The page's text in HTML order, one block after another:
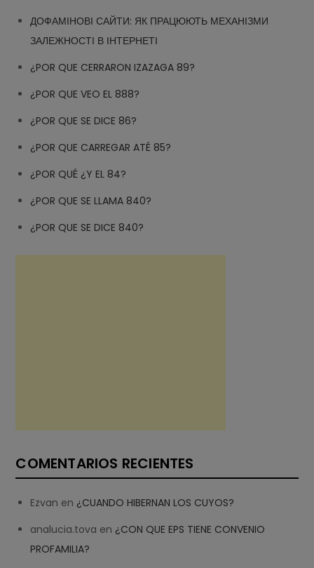
ДОФАМІНОВІ САЙТИ: ЯК ПРАЦЮЮТЬ МЕХАНІЗМИ
ЗАЛЕЖНОСТІ В ІНТЕРНЕТІ
¿POR QUE CERRARON IZAZAGA 89?
¿POR QUE VEO EL 888?
¿POR QUE SE DICE 86?
¿POR QUE CARREGAR ATÉ 85?
¿POR QUÉ ¿Y EL 84?
¿POR QUE SE LLAMA 840?
¿POR QUE SE DICE 840?
COMENTARIOS RECIENTES
Ezvan en ¿CUANDO HIBERNAN LOS CUYOS?
analucia.tova en ¿CON QUE EPS TIENE CONVENIO
PROFAMILIA?